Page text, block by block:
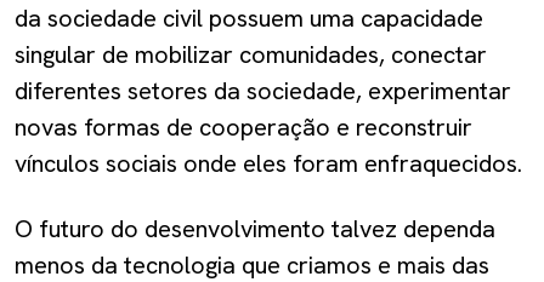
da sociedade civil possuem uma capacidade
singular de mobilizar comunidades, conectar
diferentes setores da sociedade, experimentar
novas formas de cooperação e reconstruir
vínculos sociais onde eles foram enfraquecidos.
O futuro do desenvolvimento talvez dependa
menos da tecnologia que criamos e mais das